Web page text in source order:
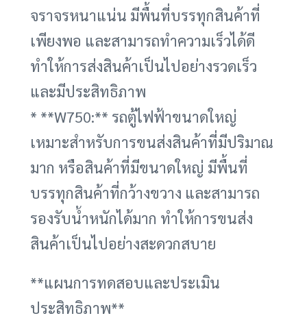
จราจรหนาแน่น มีพื้นที่บรรทุกสินค้าที่
เพียงพอ และสามารถทำความเร็วได้ดี
ทำให้การส่งสินค้าเป็นไปอย่างรวดเร็ว
และมีประสิทธิภาพ
* **W750:** รถตู้ไฟฟ้าขนาดใหญ่
เหมาะสำหรับการขนส่งสินค้าที่มีปริมาณ
มาก หรือสินค้าที่มีขนาดใหญ่ มีพื้นที่
บรรทุกสินค้าที่กว้างขวาง และสามารถ
รองรับน้ำหนักได้มาก ทำให้การขนส่ง
สินค้าเป็นไปอย่างสะดวกสบาย
**แผนการทดสอบและประเมิน
ประสิทธิภาพ**